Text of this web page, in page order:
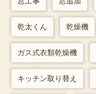
乾太くん 乾燥機
ガス式衣類乾燥機
キッチン取り替え